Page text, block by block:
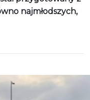
najmłodszych,